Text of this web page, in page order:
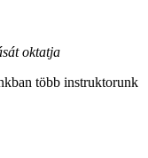
oktatja
több instruktorunk